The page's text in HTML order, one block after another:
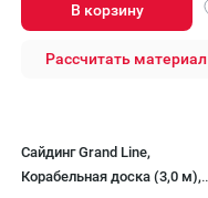
В корзину
Рассчитать материал
Сайдинг Grand Line,
Корабельная доска (3,0 м),